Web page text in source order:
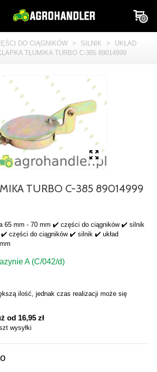
0
DO CIĄGNIKÓW > SILNIK >
UKŁAD
TŁUMIKA TURBO C-385 89014999
TURBO C-385 89014999
65 mm - 70 mm ✔️ części do ciągników ✔️ silnik
✔️ części do ciągników ✔️ silnik ✔️ układ
A (C/042/d)
ilość, jednak czas realizacji może się
od 16,95 zł
wysyłki